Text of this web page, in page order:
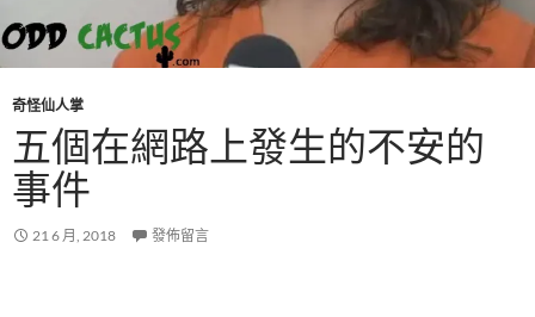
奇怪仙人掌
五個在網路上發生的不安的
事件
21 6 月, 2018 發佈留言